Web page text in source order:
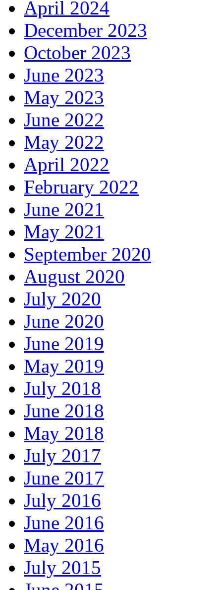
April 2024
December 2023
October 2023
June 2023
May 2023
June 2022
May 2022
April 2022
February 2022
June 2021
May 2021
September 2020
August 2020
July 2020
June 2020
June 2019
May 2019
July 2018
June 2018
May 2018
July 2017
June 2017
July 2016
June 2016
May 2016
July 2015